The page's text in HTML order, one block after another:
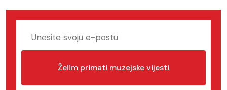
Želim primati muzejske vijesti